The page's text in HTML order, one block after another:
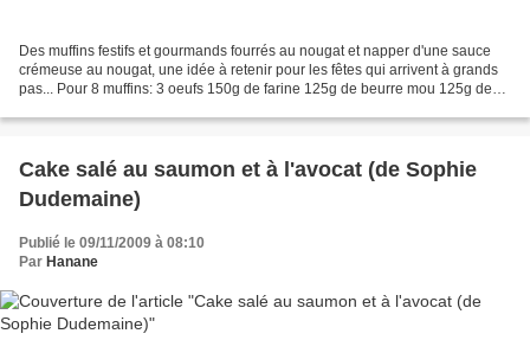
Des muffins festifs et gourmands fourrés au nougat et napper d'une sauce
crémeuse au nougat, une idée à retenir pour les fêtes qui arrivent à grands
pas... Pour 8 muffins: 3 oeufs 150g de farine 125g de beurre mou 125g de
Cake salé au saumon et à l'avocat (de Sophie
Dudemaine)
Publié le 09/11/2009 à 08:10
Par Hanane